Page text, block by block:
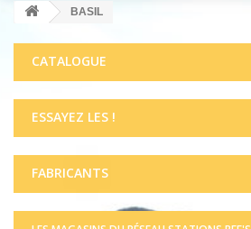
BASIL
CATALOGUE
ESSAYEZ LES !
FABRICANTS